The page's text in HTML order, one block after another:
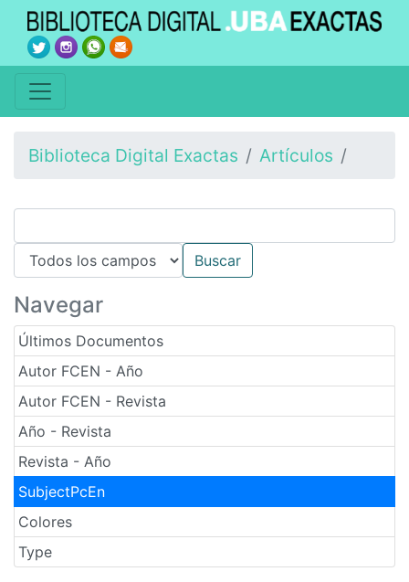
Biblioteca Digital Exactas Artículos
Navegar
Últimos Documentos
Autor FCEN - Año
Autor FCEN - Revista
Año - Revista
Revista - Año
SubjectPcEn
Colores
Type